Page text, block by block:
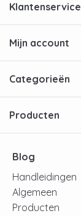
Klantenservice
Mijn account
Categorieën
Producten
Blog
Handleidingen
Algemeen
Producten